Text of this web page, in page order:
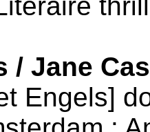
/ Jane
Engels]